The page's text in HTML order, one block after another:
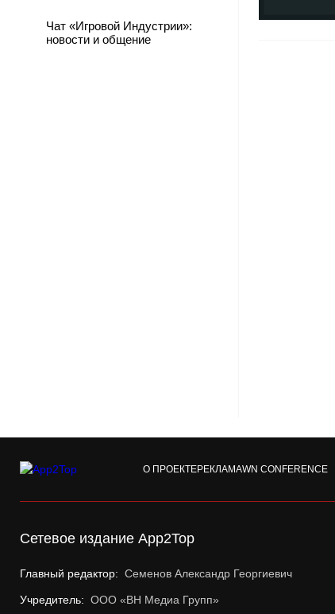
Чат «Игровой Индустрии»:
новости и общение
О ПРОЕКТЕРЕКЛАМАWN CONFERENCE
Сетевое издание App2Top
Главный редактор: Семенов Александр Георгиевич
Учредитель: ООО «ВН Медиа Групп»